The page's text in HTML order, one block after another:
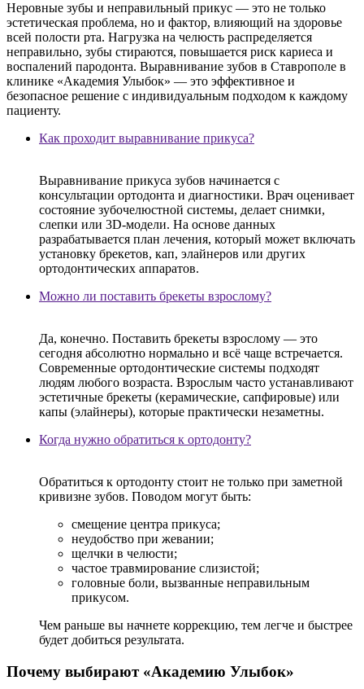
Неровные зубы и неправильный прикус — это не только
эстетическая проблема, но и фактор, влияющий на здоровье
всей полости рта. Нагрузка на челюсть распределяется
неправильно, зубы стираются, повышается риск кариеса и
воспалений пародонта. Выравнивание зубов в Ставрополе в
клинике «Академия Улыбок» — это эффективное и
безопасное решение с индивидуальным подходом к каждому
пациенту.
Как проходит выравнивание прикуса?
Выравнивание прикуса зубов начинается с
консультации ортодонта и диагностики. Врач оценивает
состояние зубочелюстной системы, делает снимки,
слепки или 3D-модели. На основе данных
разрабатывается план лечения, который может включать
установку брекетов, кап, элайнеров или других
ортодонтических аппаратов.
Можно ли поставить брекеты взрослому?
Да, конечно. Поставить брекеты взрослому — это
сегодня абсолютно нормально и всё чаще встречается.
Современные ортодонтические системы подходят
людям любого возраста. Взрослым часто устанавливают
эстетичные брекеты (керамические, сапфировые) или
капы (элайнеры), которые практически незаметны.
Когда нужно обратиться к ортодонту?
Обратиться к ортодонту стоит не только при заметной
кривизне зубов. Поводом могут быть:
смещение центра прикуса;
неудобство при жевании;
щелчки в челюсти;
частое травмирование слизистой;
головные боли, вызванные неправильным
прикусом.
Чем раньше вы начнете коррекцию, тем легче и быстрее
будет добиться результата.
Почему выбирают «Академию Улыбок»